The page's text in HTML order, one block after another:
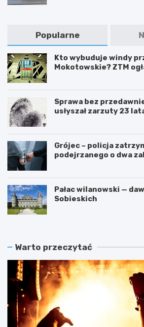
Popularne
Kto wybuduje windy
Mokotowskie? ZTM
Sprawa bez
usłyszał zarzuty 23
Grójec – policja
podejrzanego o dwa
Pałac wilanowski —
Sobieskich
Warto przeczytać